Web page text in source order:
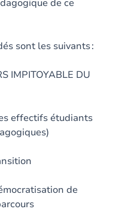
de ce
sont les suivants :
IMPITOYABLE DU
effectifs étudiants
de